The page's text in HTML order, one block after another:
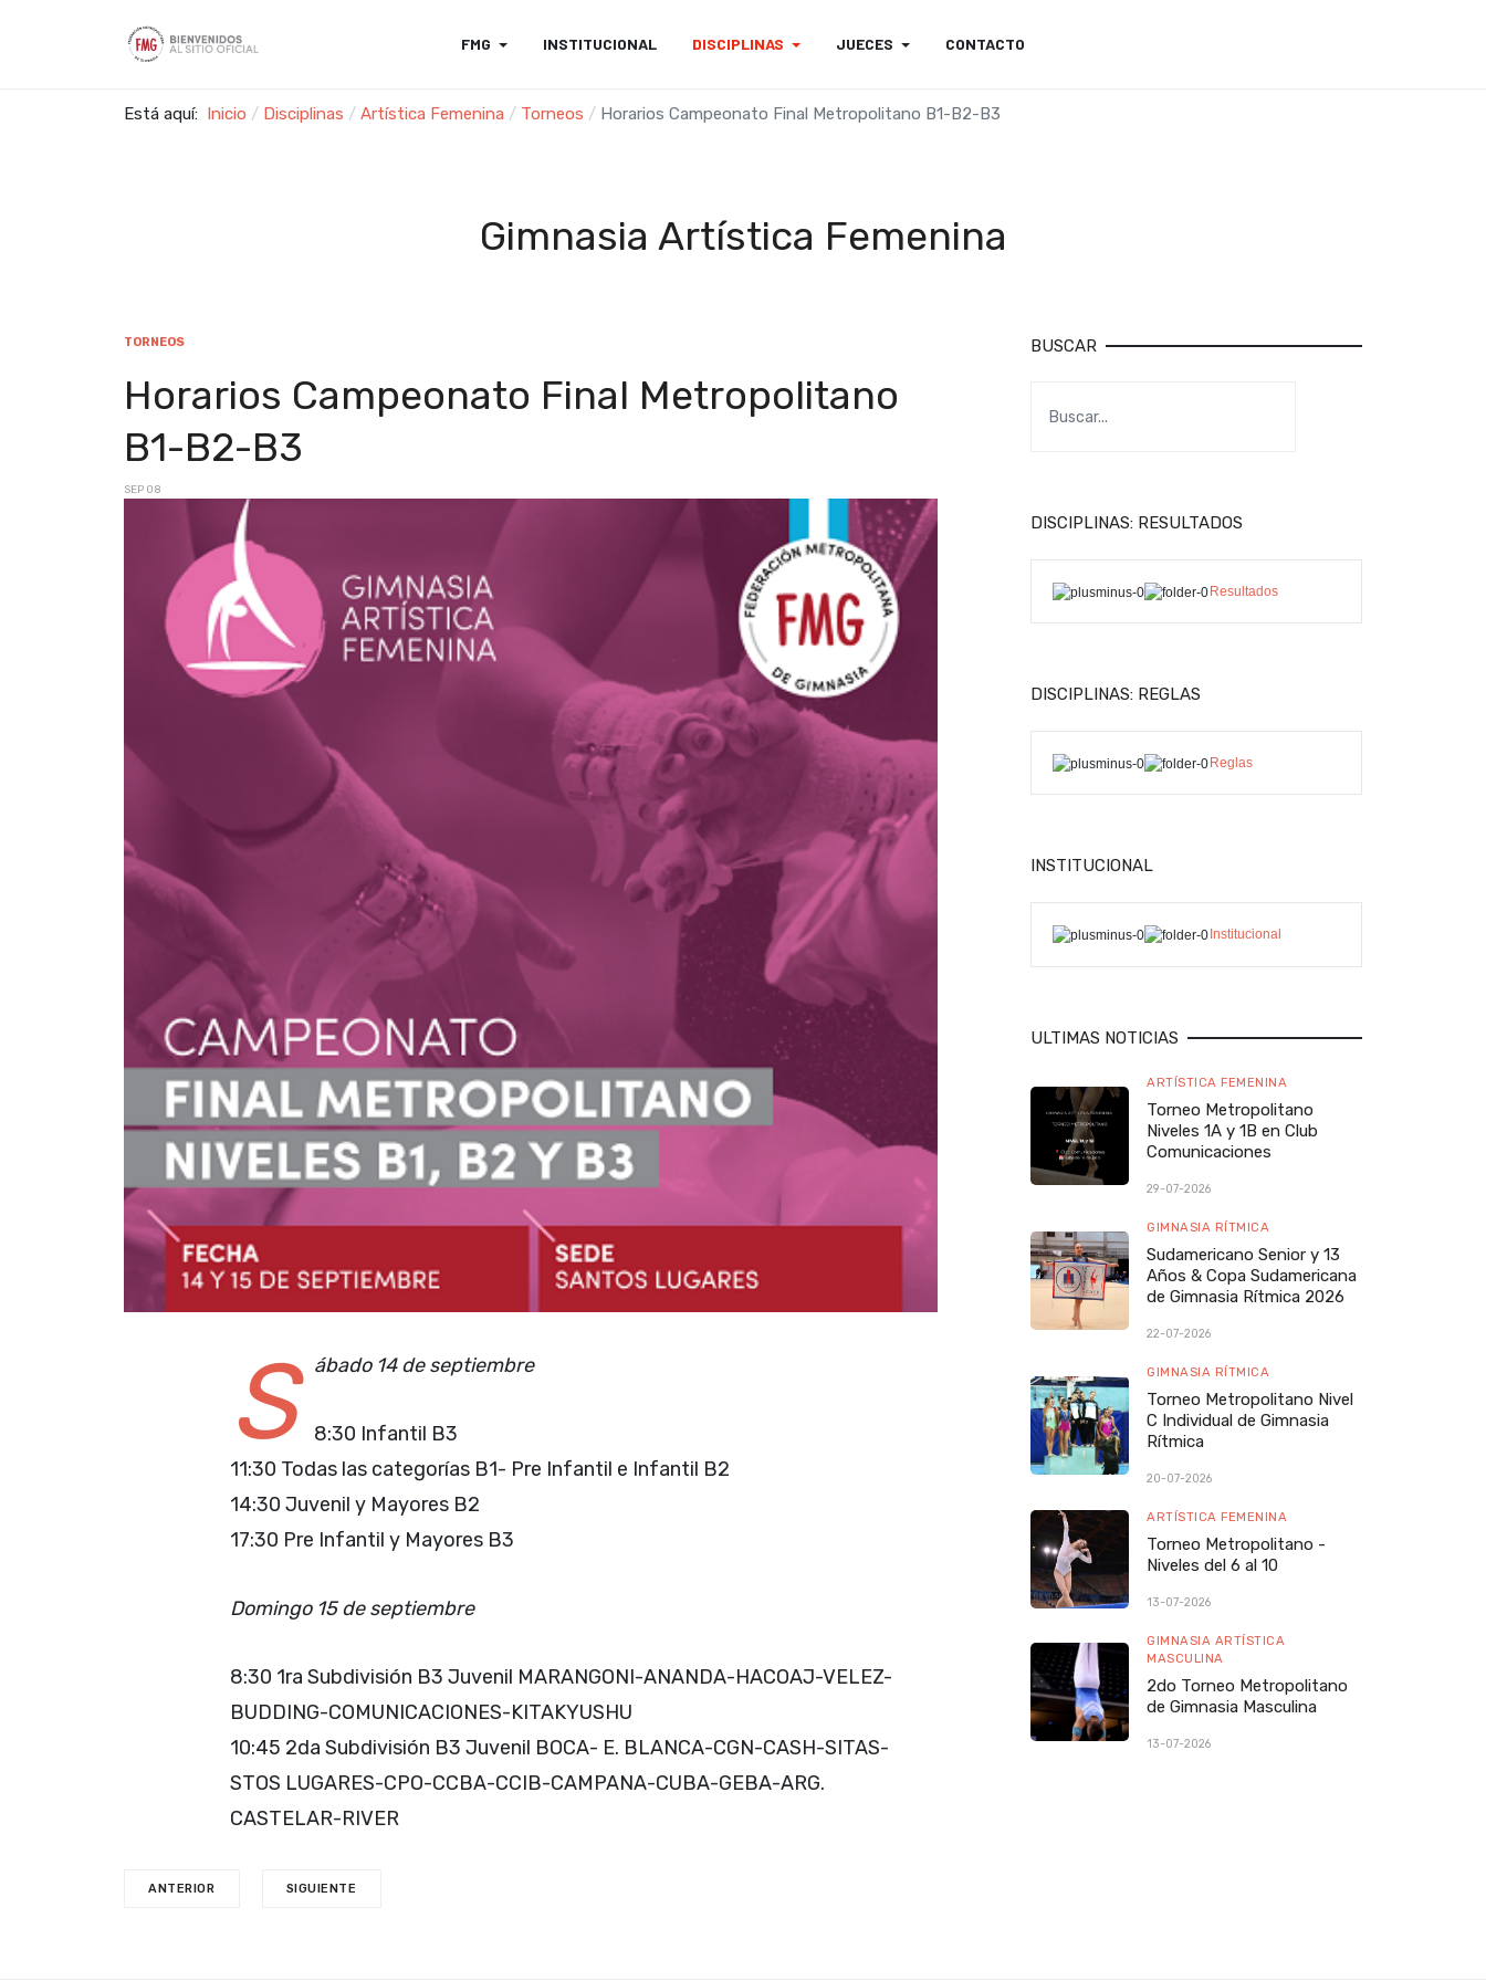
FMG INSTITUCIONAL DISCIPLINAS JUECES CONTACTO
Está aquí: Inicio Disciplinas Artística Femenina Torneos Horarios Campeonato Final Metropolitano B1-B2-B3
Gimnasia Artística Femenina
TORNEOS
Horarios Campeonato Final Metropolitano
B1-B2-B3
SEP 08
S ábado 14 de septiembre
8:30 Infantil B3
11:30 Todas las categorías B1- Pre Infantil e Infantil B2
14:30 Juvenil y Mayores B2
17:30 Pre Infantil y Mayores B3
Domingo 15 de septiembre
8:30 1ra Subdivisión B3 Juvenil MARANGONI-ANANDA-HACOAJ-VELEZ-
BUDDING-COMUNICACIONES-KITAKYUSHU
10:45 2da Subdivisión B3 Juvenil BOCA- E. BLANCA-CGN-CASH-SITAS-
STOS LUGARES-CPO-CCBA-CCIB-CAMPANA-CUBA-GEBA-ARG.
CASTELAR-RIVER
ANTERIOR SIGUIENTE
BUSCAR
DISCIPLINAS: RESULTADOS
Resultados
DISCIPLINAS: REGLAS
Reglas
INSTITUCIONAL
Institucional
ULTIMAS NOTICIAS
ARTÍSTICA FEMENINA
Torneo Metropolitano
Niveles 1A y 1B en Club
Comunicaciones
29-07-2026
GIMNASIA RÍTMICA
Sudamericano Senior y 13
Años & Copa Sudamericana
de Gimnasia Rítmica 2026
22-07-2026
GIMNASIA RÍTMICA
Torneo Metropolitano Nivel
C Individual de Gimnasia
Rítmica
20-07-2026
ARTÍSTICA FEMENINA
Torneo Metropolitano -
Niveles del 6 al 10
13-07-2026
GIMNASIA ARTÍSTICA
MASCULINA
2do Torneo Metropolitano
de Gimnasia Masculina
13-07-2026